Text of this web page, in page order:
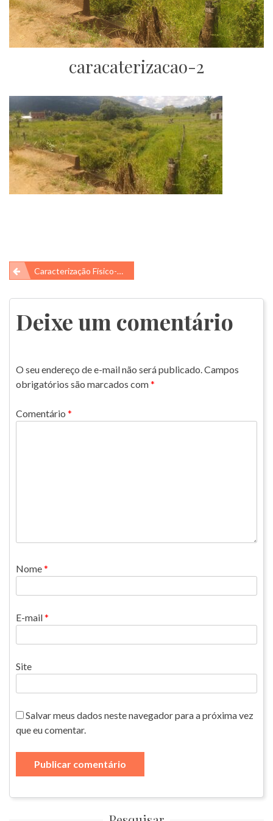
caracaterizacao-2
Navegação
de
Post
Caracterização Físico-Química Da Água Em Trechos Do Rio Pancadinha, Próximo Ao Local De Disposição Final Dos Resíduos Sólidos Urbanos Da Cidade De Almadina/BA
Deixe um comentário
O seu endereço de e-mail não será publicado.Campos
obrigatórios são marcados com*
Comentário *
Nome*
E-mail*
Site
Salvar meus dados neste navegador para a próxima vez
que eu comentar.